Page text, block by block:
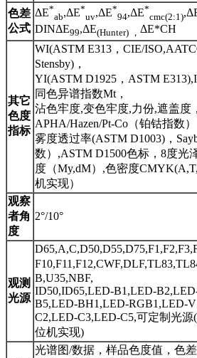
色差
公式
ΔE*
ab,ΔE*
uv,ΔE*
94,ΔE*
cmc(2:1)
DINΔE99,ΔE(Hunter) ， ΔE*CH
其它
色度
指标
WI(ASTM E313，CIE/
Stensby)，
YI(ASTM D1925，ASTM
同色异谱指数Mt，
沾色牢度,变色牢度,力份,遮盖度，
APHA/Hazen/Pt-Co（铂钴指数
雾度透过率(ASTM D1003)，
数）,ASTM D1500色标，8度光
度（My,dM）,色密度
机实现）
观察
者角
度
2°/10°
观测
光源
B,U35,NBF,
ID50,ID65,LED-B1,LED-
B5,LED-BH1,LED-RGB1,LED-
C2,LED-C3,LED-C5,可定制光
位机实现)
光谱图/数据，样品色度值，色